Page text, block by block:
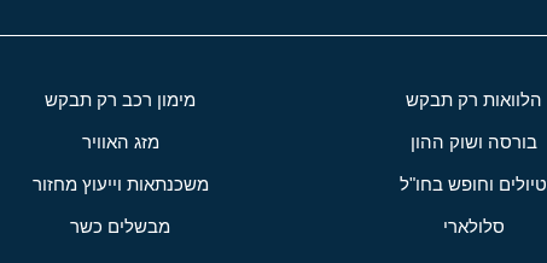
הלוואות רק תבקש מימון רכב רק תבקש
בורסה ושוק ההון מזג האוויר
טיולים וחופש בחו"ל משכנתאות וייעוץ מחזור
סלולארי מבשלים כשר